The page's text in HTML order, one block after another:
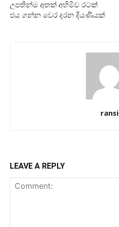
උපතින්ම අතක් අහිමිව රටක්
ජය ගන්න වෙර දරන දියණියක්
ransi
LEAVE A REPLY